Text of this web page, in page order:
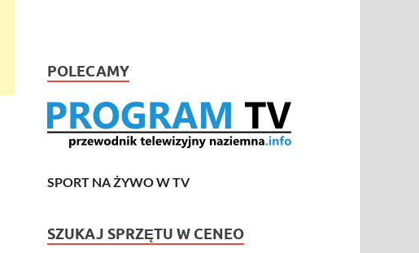
POLECAMY
SPORT NA ŻYWO W TV
SZUKAJ SPRZĘTU W CENEO